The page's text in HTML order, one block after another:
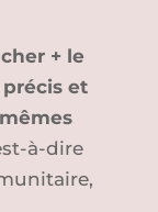
+ le
et
à-dire